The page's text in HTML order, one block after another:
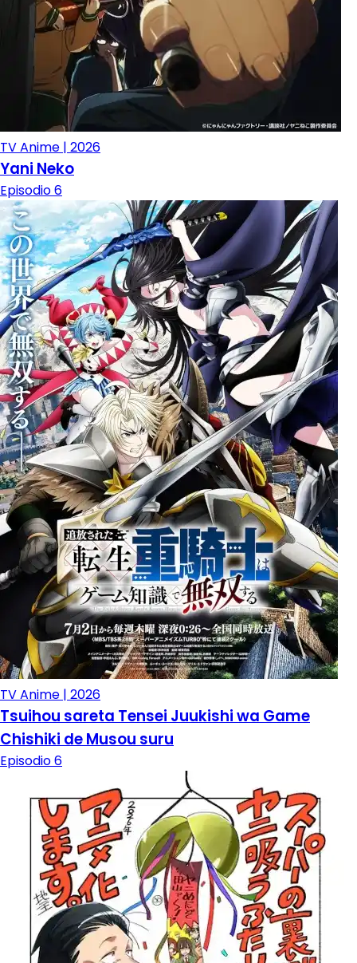
TV Anime | 2026
Yani Neko
Episodio 6
TV Anime | 2026
Tsuihou sareta Tensei Juukishi wa Game
Chishiki de Musou suru
Episodio 6